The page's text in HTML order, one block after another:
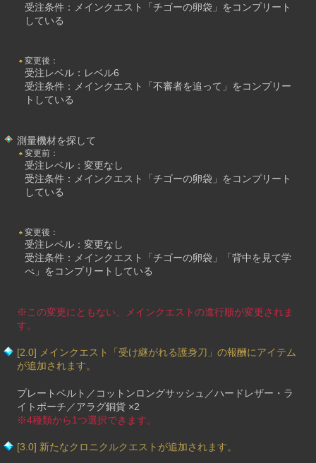
受注条件：メインクエスト「チゴーの卵袋」をコンプリート
している
変更後：
受注レベル：レベル6
受注条件：メインクエスト「不審者を追って」をコンプリー
トしている
測量機材を探して
変更前：
受注レベル：変更なし
受注条件：メインクエスト「チゴーの卵袋」をコンプリート
している
変更後：
受注レベル：変更なし
受注条件：メインクエスト「チゴーの卵袋」「背中を見て学
べ」をコンプリートしている
※この変更にともない、メインクエストの進行順が変更されま
す。
[2.0] メインクエスト「受け継がれる護身刀」の報酬にアイテム
が追加されます。
プレートベルト／コットンロングサッシュ／ハードレザー・ラ
イトポーチ／アラグ銅貨 ×2
※4種類から1つ選択できます。
[3.0] 新たなクロニクルクエストが追加されます。